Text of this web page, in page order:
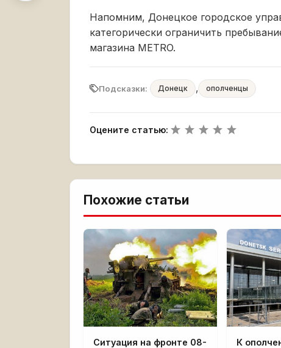
Напомним, Донецкое городское
категорически ограничить
магазина МЕТRO.
Подсказки: Донецк , ополченцы
Оцените статью:
Похожие статьи
Ситуация на фронте 08-
К